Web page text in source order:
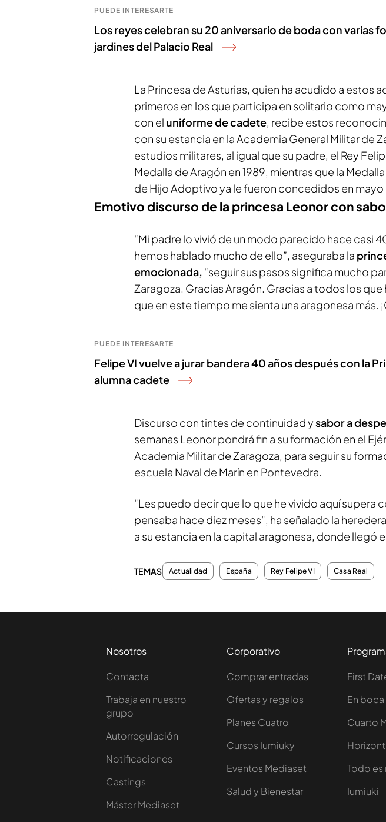
PUEDE INTERESARTE
Los reyes celebran su 20 aniversario de boda con varias
jardines del Palacio Real
La Princesa de Asturias, quien ha acudido a estos
primeros en los que participa en solitario como
con el uniforme de cadete, recibe estos
con su estancia en la Academia General Militar de
estudios militares, al igual que su padre, el Rey
Medalla de Aragón en 1989, mientras que la
de Hijo Adoptivo ya le fueron concedidos en mayo
Emotivo discurso de la princesa Leonor con
“Mi padre lo vivió de un modo parecido hace casi
hemos hablado mucho de ello”, aseguraba la
emocionada, “seguir sus pasos significa mucho
Zaragoza. Gracias Aragón. Gracias a todos los
que en este tiempo me sienta una aragonesa más.
PUEDE INTERESARTE
Felipe VI vuelve a jurar bandera 40 años después con la
alumna cadete
Discurso con tintes de continuidad ysabor a
semanas Leonor pondrá fin a su formación en el
Academia Militar de Zaragoza, para seguir su
escuela Naval de Marín en Pontevedra.
"Les puedo decir que lo que he vivido aquí supera
pensaba hace diez meses", ha señalado la
a su estancia en la capital aragonesa, donde llegó
TEMAS Actualidad España Rey Felipe VI Casa Real
Nosotros
Contacta
Trabaja en nuestro
grupo
Autorregulación
Notificaciones
Castings
Máster Mediaset
Corporativo
Comprar entradas
Ofertas y regalos
Planes Cuatro
Cursos Iumiuky
Eventos Mediaset
Salud y Bienestar
First
En
Cuarto
Todo es
Iumiuki